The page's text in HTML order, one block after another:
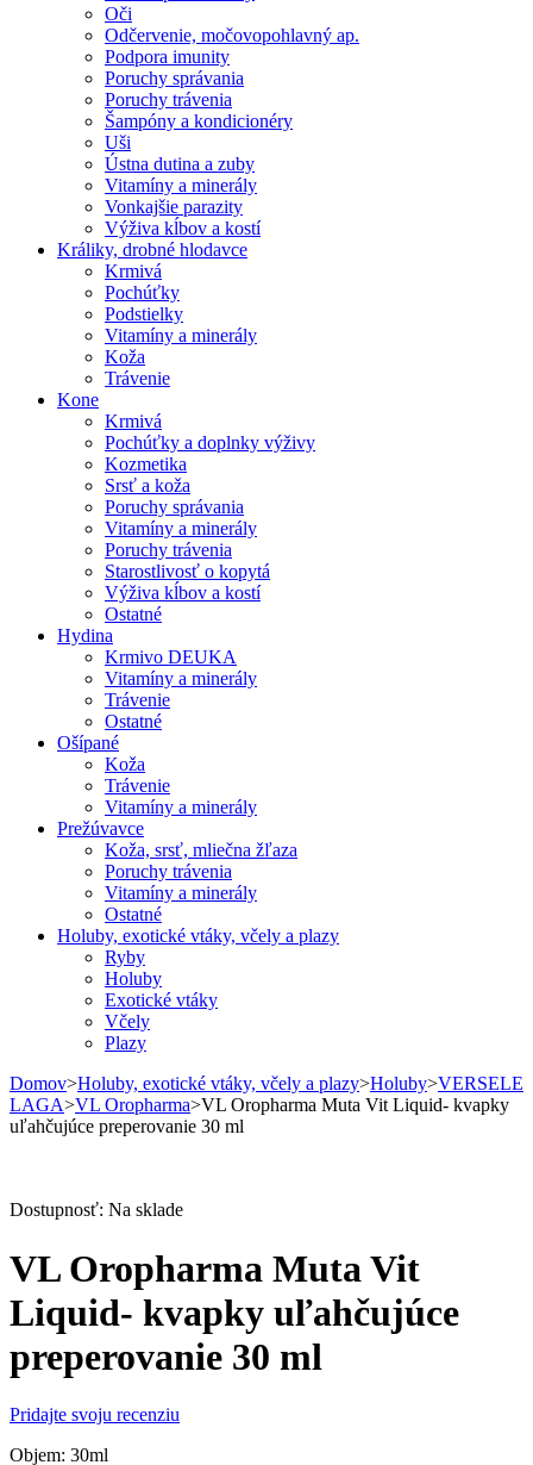
Oči
Odčervenie, močovopohlavný ap.
Podpora imunity
Poruchy správania
Poruchy trávenia
Šampóny a kondicionéry
Uši
Ústna dutina a zuby
Vitamíny a minerály
Vonkajšie parazity
Výživa kĺbov a kostí
Králiky, drobné hlodavce
Krmivá
Pochúťky
Podstielky
Vitamíny a minerály
Koža
Trávenie
Kone
Krmivá
Pochúťky a doplnky výživy
Kozmetika
Srsť a koža
Poruchy správania
Vitamíny a minerály
Poruchy trávenia
Starostlivosť o kopytá
Výživa kĺbov a kostí
Ostatné
Hydina
Krmivo DEUKA
Vitamíny a minerály
Trávenie
Ostatné
Ošípané
Koža
Trávenie
Vitamíny a minerály
Prežúvavce
Koža, srsť, mliečna žľaza
Poruchy trávenia
Vitamíny a minerály
Ostatné
Holuby, exotické vtáky, včely a plazy
Ryby
Holuby
Exotické vtáky
Včely
Plazy
Domov>Holuby, exotické vtáky, včely a plazy>Holuby>VERSELE
LAGA>VL Oropharma>VL Oropharma Muta Vit Liquid- kvapky
uľahčujúce preperovanie 30 ml
Dostupnosť: Na sklade
VL Oropharma Muta Vit
Liquid- kvapky uľahčujúce
preperovanie 30 ml
Pridajte svoju recenziu
Objem: 30ml